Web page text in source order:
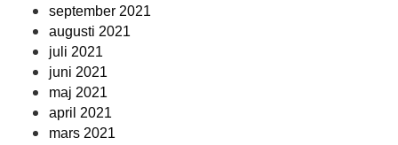
september 2021
augusti 2021
juli 2021
juni 2021
maj 2021
april 2021
mars 2021